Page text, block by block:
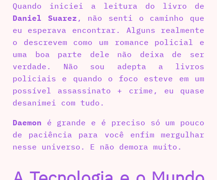
Quando iniciei a leitura do livro de
Daniel Suarez , não senti o caminho que
eu esperava encontrar. Alguns realmente
o descrevem como um romance policial e
uma boa parte dele não deixa de ser
verdade. Não sou adepta a livros
policiais e quando o foco esteve em um
possível assassinato + crime, eu quase
desanimei com tudo.
Daemon é grande e é preciso só um pouco
de paciência para você enfim mergulhar
nesse universo. E não demora muito.